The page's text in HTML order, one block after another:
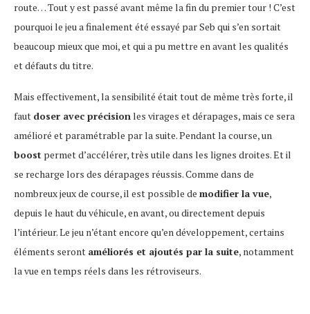
route… Tout y est passé avant même la fin du premier tour ! C’est
pourquoi le jeu a finalement été essayé par Seb qui s’en sortait
beaucoup mieux que moi, et qui a pu mettre en avant les qualités
et défauts du titre.
Mais effectivement, la sensibilité était tout de même très forte, il
faut doser avec précisionles virages et dérapages, mais ce sera
amélioré et paramétrable par la suite. Pendant la course, un
boost permet d’accélérer, très utile dans les lignes droites. Et il
se recharge lors des dérapages réussis. Comme dans de
nombreux jeux de course, il est possible de modifier la vue,
depuis le haut du véhicule, en avant, ou directement depuis
l’intérieur. Le jeu n’étant encore qu’en développement, certains
éléments seront améliorés et ajoutés par la suite, notamment
la vue en temps réels dans les rétroviseurs.